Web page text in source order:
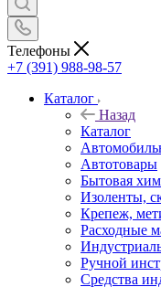
Телефоны
+7 (391) 988-98-57
Каталог
Назад
Каталог
Автотовары
Бытовая
Изоленты,
Крепеж,
Расходные
Ручной
Средства